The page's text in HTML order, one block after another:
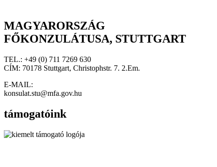
MAGYARORSZÁG
FŐKONZULÁTUSA, STUTTGART
TEL.: +49 (0) 711 7269 630
CÍM: 70178 Stuttgart, Christophstr. 7. 2.Em.
E-MAIL:
konsulat.stu@mfa.gov.hu
támogatóink